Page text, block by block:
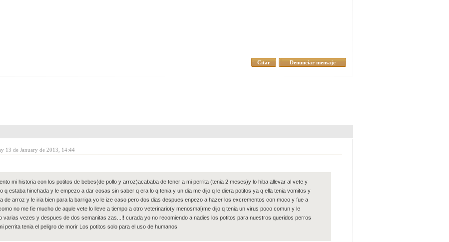
Denunciar mensaje
Citar
13 de January de 2013, 14:44
mi historia con los potitos de bebes(de pollo y arroz)acababa de tener a mi perrita (tenia 2 meses)y lo hiba allevar al vete y
q estaba hinchada y le empezo a dar cosas sin saber q era lo q tenia y un dia me dijo q le diera potitos ya q ella tenia vomitos y
de arroz y le iria bien para la barriga yo le ize caso pero dos dias despues enpezo a hazer los excrementos con moco y fue a
no me fie mucho de aqule vete lo lleve a tiempo a otro veterinario(y menosmal)me dijo q tenia un virus poco comun y le
varias vezes y despues de dos semanitas zas...!! curada yo no recomiendo a nadies los potitos para nuestros queridos perros
perrita tenia el peligro de morir Los potitos solo para el uso de humanos